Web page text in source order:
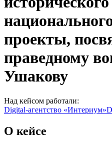
проекты,
праведному
Ушакову
Над кейсом работали:
Digital-агентство «Интериум»
О кейсе